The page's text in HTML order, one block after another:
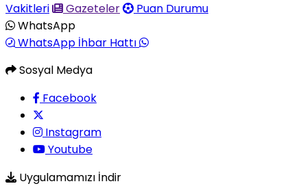
Vakitleri
Gazeteler
Puan Durumu
WhatsApp
WhatsApp İhbar Hattı
Sosyal Medya
Facebook
Instagram
Youtube
Uygulamamızı İndir